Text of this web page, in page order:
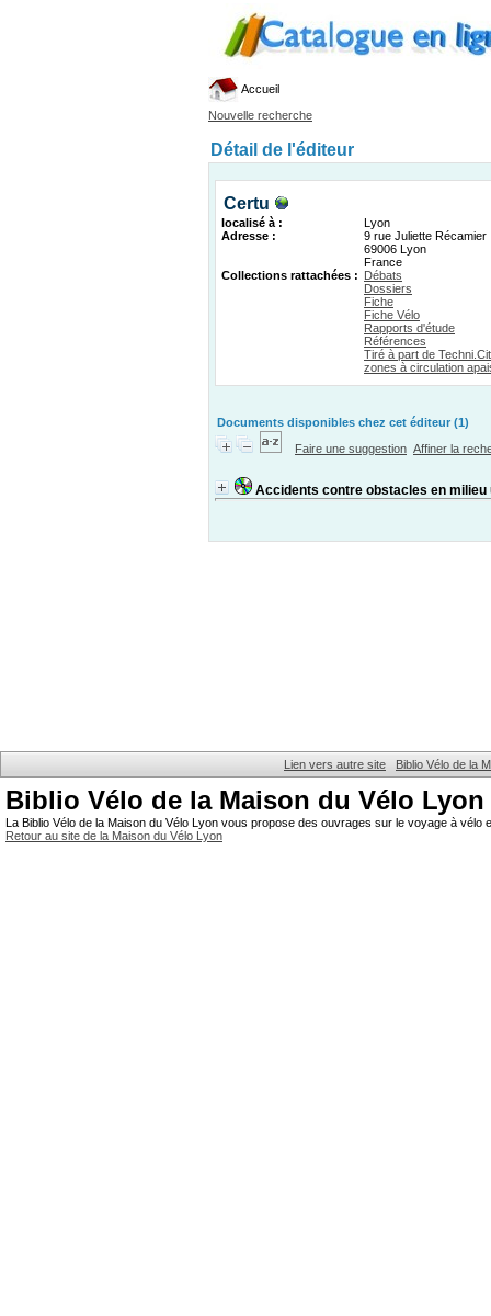
Accueil
Nouvelle recherche
Détail de l'éditeur
Certu
localisé à :
Lyon
Adresse :
9 rue Juliette Récamier
69006 Lyon
France
Collections rattachées : Débats
Dossiers
Fiche
Fiche Vélo
Rapports d'étude
Références
Tiré à part de
zones à circulation
Documents disponibles chez cet éditeur (1)
Faire une suggestion Affiner la
Accidents contre obstacles en milieu
Lien vers autre site Biblio Vélo de la
Biblio Vélo de la Maison du Vélo Lyon
La Biblio Vélo de la Maison du Vélo Lyon vous propose des ouvrages sur le voyage à
Retour au site de la Maison du Vélo Lyon